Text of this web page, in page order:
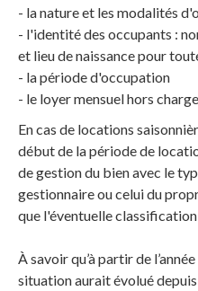
- la nature et les modalités
- l'identité des occupants :
et lieu de naissance pour
- la période d'occupation
- le loyer mensuel hors
En cas de locations
début de la période de
de gestion du bien avec le
gestionnaire ou celui du
que l'éventuelle
À savoir qu’à partir de
situation aurait évolué